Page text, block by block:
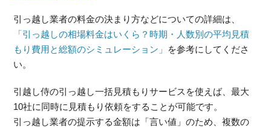
引っ越し業者の料金の決まり方などについての詳細は、
「引っ越しの相場料金はいくら？時期・人数別の平均見積
もり費用と総額のシミュレーション」 を参考にしてくださ
い。
引越し侍の引っ越し一括見積もりサービスを使えば、最大
10社に同時に見積もり依頼をすることが可能です。
引っ越し業者の提示する金額は「言い値」のため、複数の